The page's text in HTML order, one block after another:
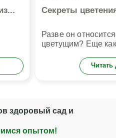
Секреты
Разве он
цветущим? Еще как
Читать
здоровый сад и
опытом!